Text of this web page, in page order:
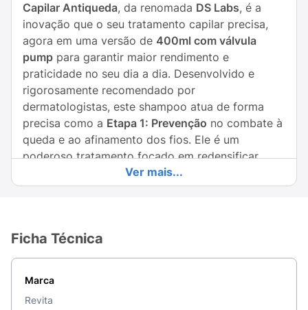
Capilar Antiqueda, da renomada DS Labs, é a
inovação que o seu tratamento capilar precisa,
agora em uma versão de 400ml com válvula
pump para garantir maior rendimento e
praticidade no seu dia a dia. Desenvolvido e
rigorosamente recomendado por
dermatologistas, este shampoo atua de forma
precisa como a Etapa 1: Prevenção no combate à
queda e ao afinamento dos fios. Ele é um
poderoso tratamento focado em redensificar,
estimular e revitalizar o couro cabeludo desde a
primeira lavagem.
exclusivoSistema de Liberação Avançado de
penetração muito mais profunda na pele e a
liberação contínua dos nutrientes diretamente nos
Ver mais...
Ficha Técnica
Marca
Revita